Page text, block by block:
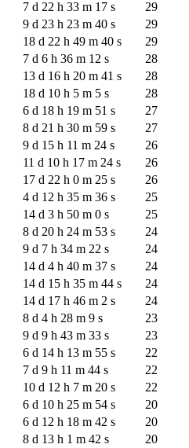
7 d 22 h 33 m 17 s
29
9 d 23 h 23 m 40 s
29
18 d 22 h 49 m 40 s
29
7 d 6 h 36 m 12 s
28
13 d 16 h 20 m 41 s
28
18 d 10 h 5 m 5 s
28
6 d 18 h 19 m 51 s
27
8 d 21 h 30 m 59 s
27
9 d 15 h 11 m 24 s
26
11 d 10 h 17 m 24 s
26
17 d 22 h 0 m 25 s
26
4 d 12 h 35 m 36 s
25
14 d 3 h 50 m 0 s
25
8 d 20 h 24 m 53 s
24
9 d 7 h 34 m 22 s
24
14 d 4 h 40 m 37 s
24
14 d 15 h 35 m 44 s
24
14 d 17 h 46 m 2 s
24
8 d 4 h 28 m 9 s
23
9 d 9 h 43 m 33 s
23
6 d 14 h 13 m 55 s
22
7 d 9 h 11 m 44 s
22
10 d 12 h 7 m 20 s
22
6 d 10 h 25 m 54 s
20
6 d 12 h 18 m 42 s
20
8 d 13 h 1 m 42 s
20